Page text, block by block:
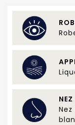
NEZ